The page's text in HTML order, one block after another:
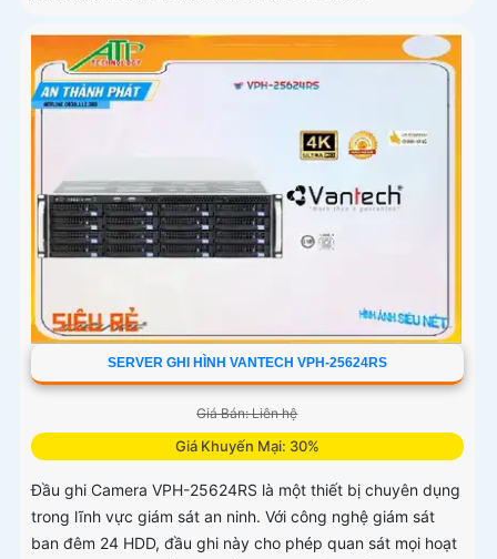
SERVER GHI HÌNH VANTECH VPH-25624RS
Giá Bán: Liên hệ
Giá Khuyến Mại: 30%
Đầu ghi Camera VPH-25624RS là một thiết bị chuyên dụng
trong lĩnh vực giám sát an ninh. Với công nghệ giám sát
ban đêm 24 HDD, đầu ghi này cho phép quan sát mọi hoạt